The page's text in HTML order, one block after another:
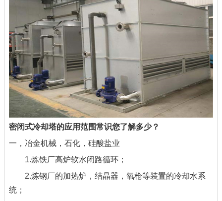
密闭式冷却塔的应用范围常识您了解多少？
一，冶金机械，石化，硅酸盐业
1.炼铁厂高炉软水闭路循环；
2.炼钢厂的加热炉，结晶器，氧枪等装置的冷却水系
统；